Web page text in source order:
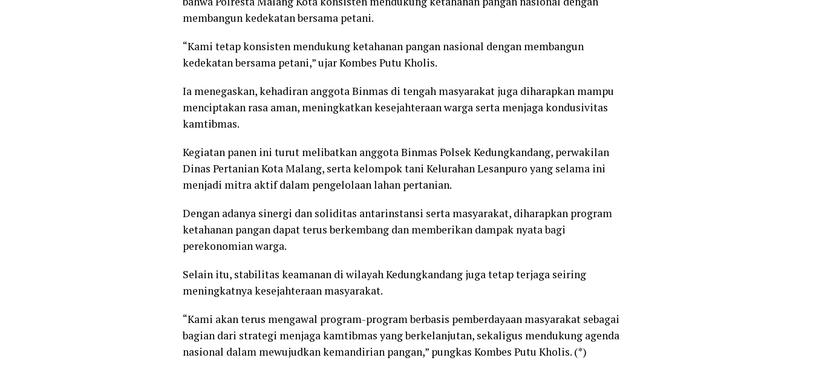
membangun kedekatan bersama petani.
“Kami tetap konsisten mendukung ketahanan pangan nasional dengan membangun
kedekatan bersama petani,” ujar Kombes Putu Kholis.
Ia menegaskan, kehadiran anggota Binmas di tengah masyarakat juga diharapkan mampu
menciptakan rasa aman, meningkatkan kesejahteraan warga serta menjaga kondusivitas
kamtibmas.
Kegiatan panen ini turut melibatkan anggota Binmas Polsek Kedungkandang, perwakilan
Dinas Pertanian Kota Malang, serta kelompok tani Kelurahan Lesanpuro yang selama ini
menjadi mitra aktif dalam pengelolaan lahan pertanian.
Dengan adanya sinergi dan soliditas antarinstansi serta masyarakat, diharapkan program
ketahanan pangan dapat terus berkembang dan memberikan dampak nyata bagi
perekonomian warga.
Selain itu, stabilitas keamanan di wilayah Kedungkandang juga tetap terjaga seiring
meningkatnya kesejahteraan masyarakat.
“Kami akan terus mengawal program-program berbasis pemberdayaan masyarakat sebagai
bagian dari strategi menjaga kamtibmas yang berkelanjutan, sekaligus mendukung agenda
nasional dalam mewujudkan kemandirian pangan,” pungkas Kombes Putu Kholis. (*)